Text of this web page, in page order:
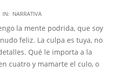
IN: NARRATIVA
la mente podrida, que soy
feliz. La culpa es tuya, no
Qué le importa a la
cuatro y mamarte el culo, o